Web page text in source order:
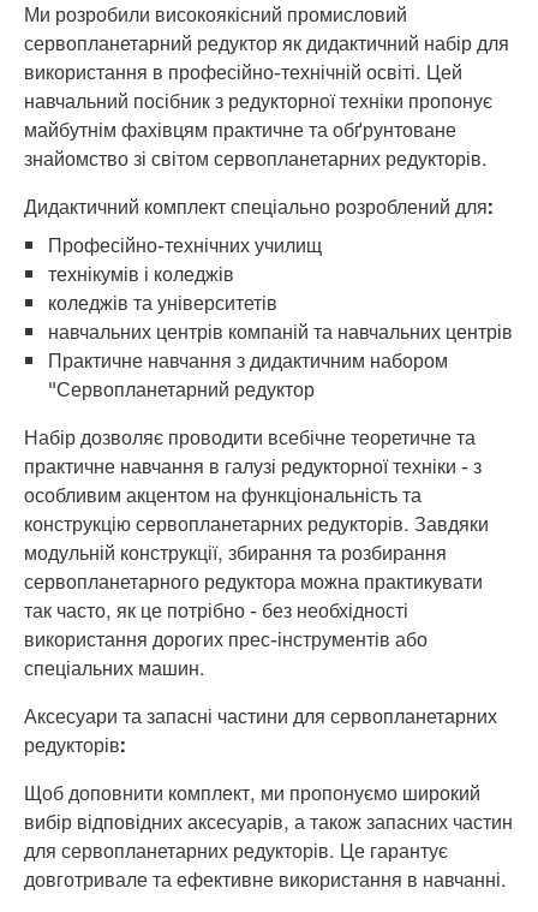
Ми розробили високоякісний промисловий
сервопланетарний редуктор як дидактичний набір для
використання в професійно-технічній освіті. Цей
навчальний посібник з редукторної техніки пропонує
майбутнім фахівцям практичне та обґрунтоване
знайомство зі світом сервопланетарних редукторів.
Дидактичний комплект спеціально розроблений для:
Професійно-технічних училищ
технікумів і коледжів
коледжів та університетів
навчальних центрів компаній та навчальних центрів
Практичне навчання з дидактичним набором
"Сервопланетарний редуктор
Набір дозволяє проводити всебічне теоретичне та
практичне навчання в галузі редукторної техніки - з
особливим акцентом на функціональність та
конструкцію сервопланетарних редукторів. Завдяки
модульній конструкції, збирання та розбирання
сервопланетарного редуктора можна практикувати
так часто, як це потрібно - без необхідності
використання дорогих прес-інструментів або
спеціальних машин.
Аксесуари та запасні частини для сервопланетарних
редукторів:
Щоб доповнити комплект, ми пропонуємо широкий
вибір відповідних аксесуарів, а також запасних частин
для сервопланетарних редукторів. Це гарантує
довготривале та ефективне використання в навчанні.